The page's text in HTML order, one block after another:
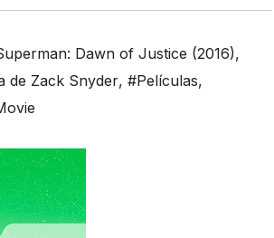
Dawn of Justice (2016),
de Zack Snyder, #Películas,